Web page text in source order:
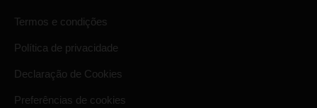
Termos e condições
Política de privacidade
Declaração de Cookies
Preferências de cookies